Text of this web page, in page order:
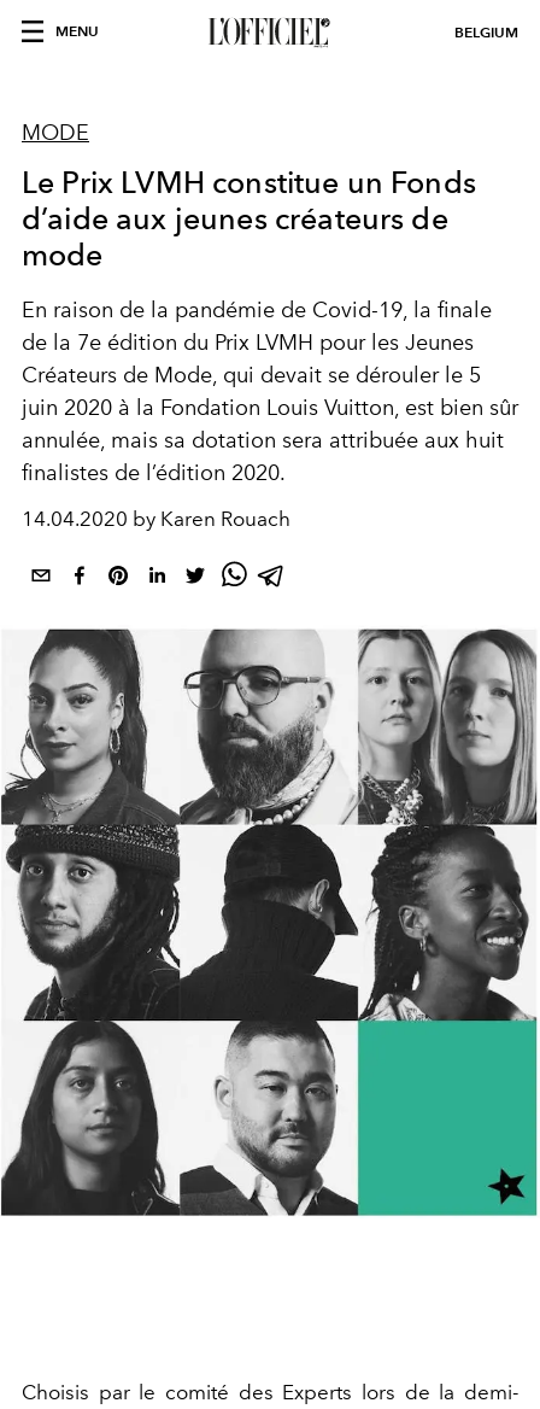
MENU BELGIUM
MODE
Le Prix LVMH constitue un Fonds
d’aide aux jeunes créateurs de
mode
En raison de la pandémie de Covid-19, la finale
de la 7e édition du Prix LVMH pour les Jeunes
Créateurs de Mode, qui devait se dérouler le 5
juin 2020 à la Fondation Louis Vuitton, est bien sûr
annulée, mais sa dotation sera attribuée aux huit
finalistes de l’édition 2020.
14.04.2020 by Karen Rouach
Choisis par le comité des Experts lors de la demi-